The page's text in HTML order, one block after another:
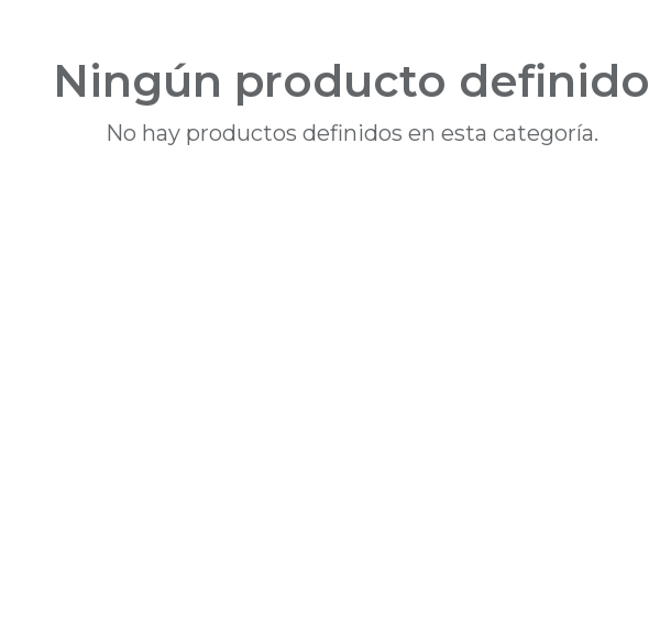
Ningún producto definido
No hay productos definidos en esta categoría.